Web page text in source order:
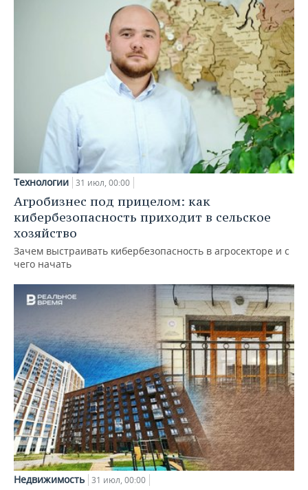
Технологии 31 июл, 00:00
Агробизнес под прицелом: как
кибербезопасность приходит в сельское
хозяйство
Зачем выстраивать кибербезопасность в агросекторе и с
чего начать
Недвижимость 31 июл, 00:00